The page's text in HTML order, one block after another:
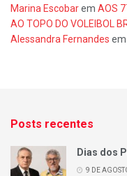
Marina Escobarem AOS
AO TOPO DO VOLEIBOL
Alessandra Fernandes em
Posts recentes
Dias dos
9 DE